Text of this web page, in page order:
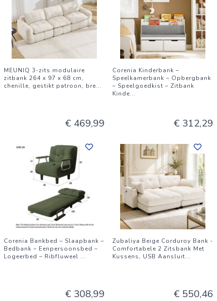
MEUNIQ 3-zits modulaire
zitbank 264 x 97 x 68 cm,
chenille, gestikt patroon, bre...
€ 469,99
Corenia Kinderbank –
Speelkamerbank – Opbergbank
– Speelgoedkist – Zitbank
Kinde...
€ 312,29
Corenia Bankbed – Slaapbank –
Bedbank – Eenpersoonsbed –
Logeerbed – Ribfluweel ...
€ 308,99
Zubaliya Beige Corduroy Bank -
Comfortabele 2 Zitsbank Met
Kussens, USB Aansluit...
€ 550,46